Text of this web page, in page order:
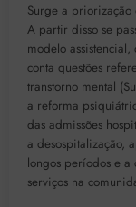
Surge a priorização
A partir disso se
modelo
conta questões
transtorno mental
a reforma
das admissões
a desospitalização,
longos períodos e
serviços na